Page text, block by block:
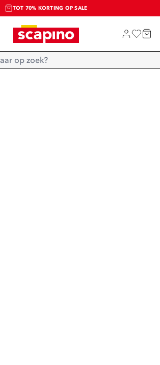
TOT 70% KORTING OP SALE
SALE: LAATSTE KANS!
SHOP NIEUW
Home